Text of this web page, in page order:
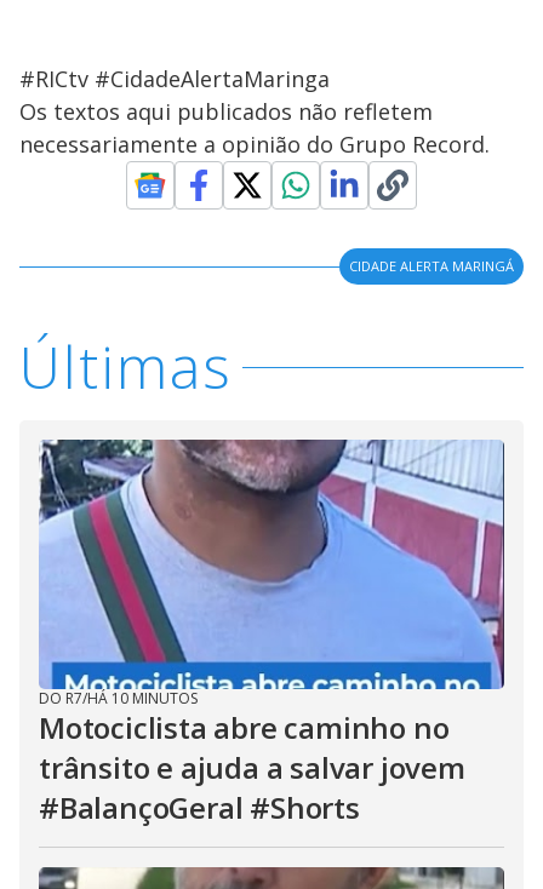
#RICtv #CidadeAlertaMaringa
Os textos aqui publicados não refletem
necessariamente a opinião do Grupo Record.
CIDADE ALERTA MARINGÁ
Últimas
DO R7/HÁ 10 MINUTOS
Motociclista abre caminho no
trânsito e ajuda a salvar jovem
#BalançoGeral #Shorts